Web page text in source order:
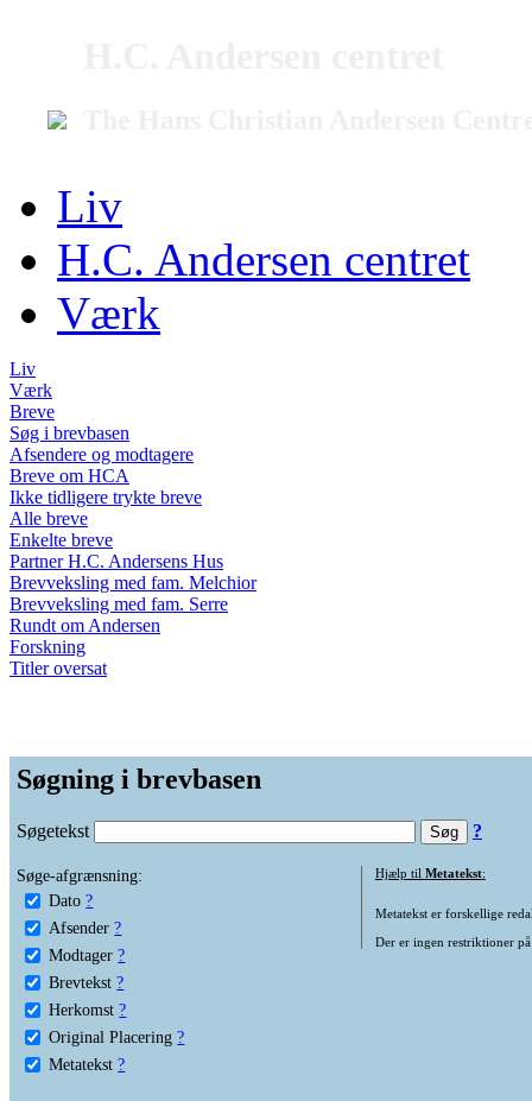
Liv
H.C. Andersen centret
Værk
Liv
Værk
Breve
Søg i brevbasen
Afsendere og modtagere
Breve om HCA
Ikke tidligere trykte breve
Alle breve
Enkelte breve
Partner H.C. Andersens Hus
Brevveksling med fam. Melchior
Brevveksling med fam. Serre
Rundt om Andersen
Forskning
Titler oversat
Søgning i brevbasen
Søgetekst ?
Søge-afgrænsning:
Dato ?
Afsender ?
Modtager ?
Brevtekst ?
Herkomst ?
Original Placering ?
Metatekst ?
Hjælp til Metatekst:
Metatekst er forskellige
Der er ingen restriktioner